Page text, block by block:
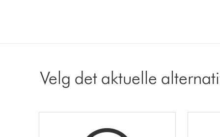
Velg det aktuelle